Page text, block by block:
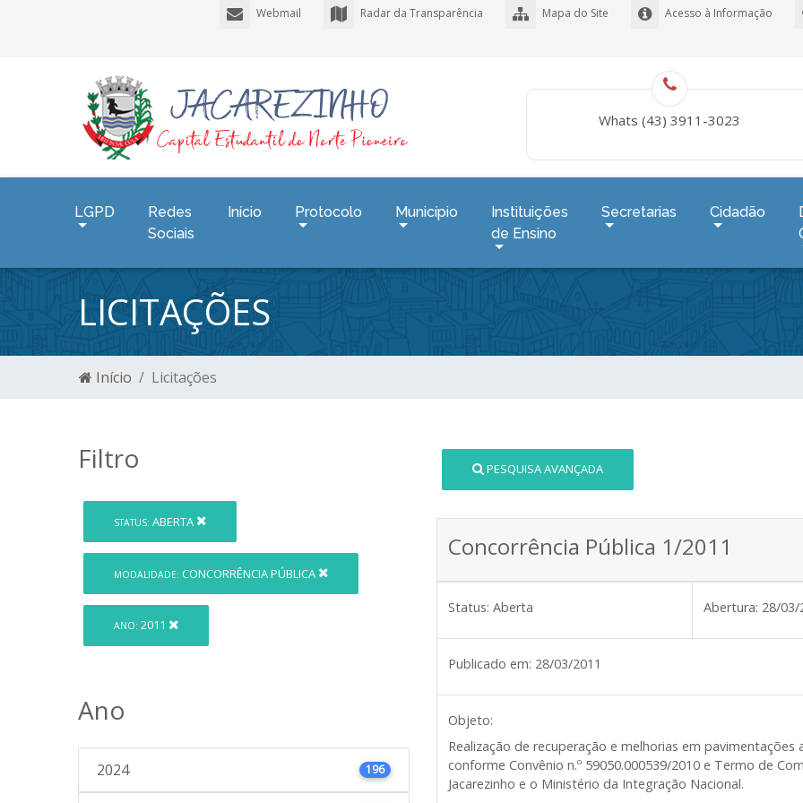
Acesso à Informação
Mapa do Site
Radar da Transparência
Webmail
Whats (43) 3911-3023
LGPD
Redes
Sociais
Início Protocolo Município
Instituições
de Ensino
Secretarias Cidadão
LICITAÇÕES
Início Licitações
Filtro
STATUS: ABERTA
MODALIDADE: CONCORRÊNCIA PÚBLICA
ANO: 2011
Ano
2024 196
PESQUISA AVANÇADA
Concorrência Pública 1/2011
Status: Aberta Abertura: 28/03/
Publicado em: 28/03/2011
Objeto:
Realização de recuperação e melhorias em
conforme Convênio n.º 59050.000539/2010 e Termo de
Jacarezinho e o Ministério da Integração Nacional.